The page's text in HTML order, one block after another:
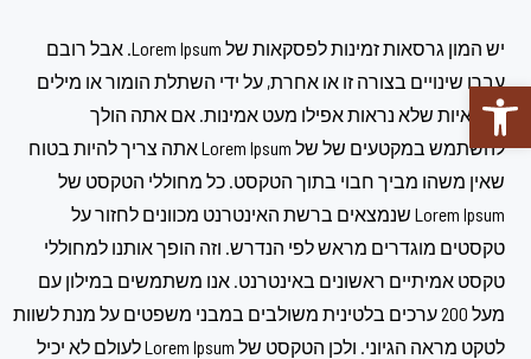
פתח סרגל נגישות
יש המון גרסאות זמינות לפסקאות של Lorem Ipsum. אבל רובם
עברו שינויים בצורה זו או אחרת, על ידי השתלת הומור או מילים
אקראיות שלא נראות אפילו מעט אמינות. אם אתה הולך
להשתמש במקטעים של של Lorem Ipsum אתה צריך להיות בטוח
שאין משהו מביך חבוי בתוך הטקסט. כל מחוללי הטקסט של
Lorem Ipsum שנמצאים ברשת האינטרנט מכוונים לחזור על
טקסטים מוגדרים מראש לפי הנדרש. וזה הופך אותנו למחוללי
טקסט אמיתיים ראשונים באינטרנט. אנו משתמשים במילון עם
מעל 200 ערכים בלטינית משולבים במבני משפטים על מנת לשוות
לטקט מראה הגיוני. ולכן הטקסט של Lorem Ipsum לעולם לא יכיל